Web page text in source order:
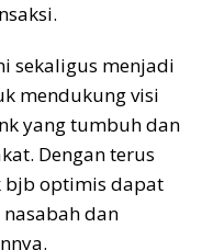
sekaligus menjadi
mendukung visi
yang tumbuh dan
Dengan terus
bjb optimis dapat
dan